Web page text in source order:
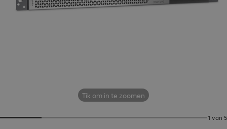
Tik om in te zoomen
1 van 5